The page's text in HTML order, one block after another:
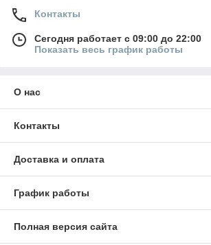
Контакты
Сегодня работает с 09:00 до 22:00
Показать весь график работы
О нас
Контакты
Доставка и оплата
График работы
Полная версия сайта